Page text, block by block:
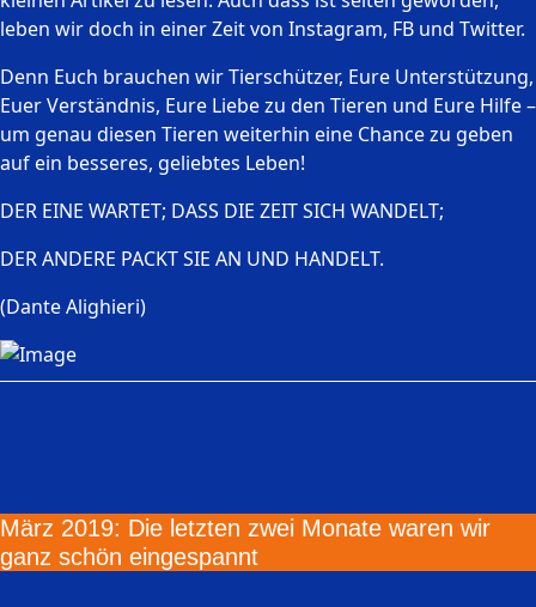
leben wir doch in einer Zeit von Instagram, FB und Twitter.
Denn Euch brauchen wir Tierschützer, Eure Unterstützung,
Euer Verständnis, Eure Liebe zu den Tieren und Eure Hilfe –
um genau diesen Tieren weiterhin eine Chance zu geben
auf ein besseres, geliebtes Leben!
DER EINE WARTET; DASS DIE ZEIT SICH WANDELT;
DER ANDERE PACKT SIE AN UND HANDELT.
(Dante Alighieri)
März 2019: Die letzten zwei Monate waren wir
ganz schön eingespannt